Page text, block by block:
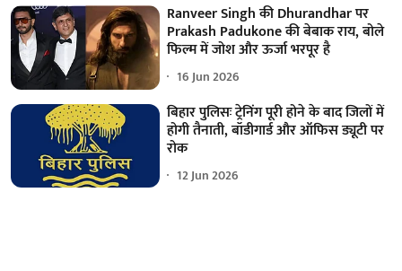
Ranveer Singh की Dhurandhar पर
Prakash Padukone की बेबाक राय, बोले
फिल्म में जोश और ऊर्जा भरपूर है
16 Jun 2026
बिहार पुलिसः ट्रेनिंग पूरी होने के बाद जिलों में
होगी तैनाती, बॉडीगार्ड और ऑफिस ड्यूटी पर
रोक
12 Jun 2026